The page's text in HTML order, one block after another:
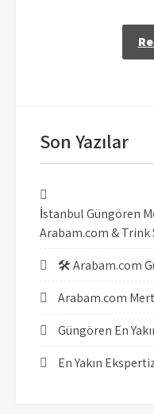
Son Yazılar
İstanbul Güngören
Arabam.com & Trink
🛠️ Arabam.com
Arabam.com
Güngören En
En Yakın